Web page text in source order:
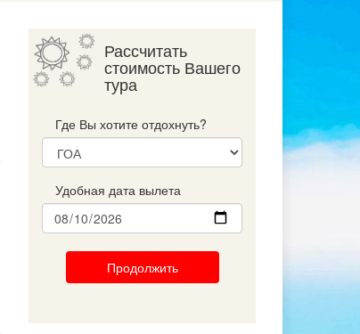
Рассчитать
стоимость Вашего
тура
Где Вы хотите отдохнуть?
Удобная дата вылета
Продолжить